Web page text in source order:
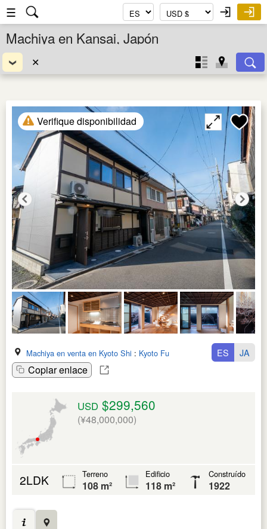
☰
Machiya en Kansai, Japón
✕
Verifique disponibilidad
Machiya en venta en Kyoto Shi : Kyoto Fu
Copiar enlace
ES JA
USD $299,560
(¥48,000,000)
2LDK Terreno
108 m²
Edificio
118 m²
Construído
1922